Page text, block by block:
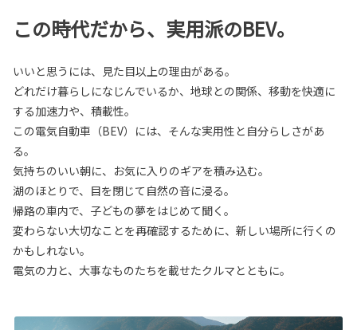
この時代だから、実用派のBEV。
いいと思うには、見た目以上の理由がある。
どれだけ暮らしになじんでいるか、地球との関係、移動を快適に
する加速力や、積載性。
この電気自動車（BEV）には、そんな実用性と自分らしさがあ
る。
気持ちのいい朝に、お気に入りのギアを積み込む。
湖のほとりで、目を閉じて自然の音に浸る。
帰路の車内で、子どもの夢をはじめて聞く。
変わらない大切なことを再確認するために、新しい場所に行くの
かもしれない。
電気の力と、大事なものたちを載せたクルマとともに。